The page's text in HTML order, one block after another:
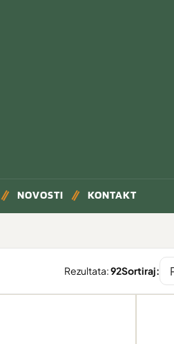
NOVOSTI KONTAKT
Rezultata:92Sortiraj: